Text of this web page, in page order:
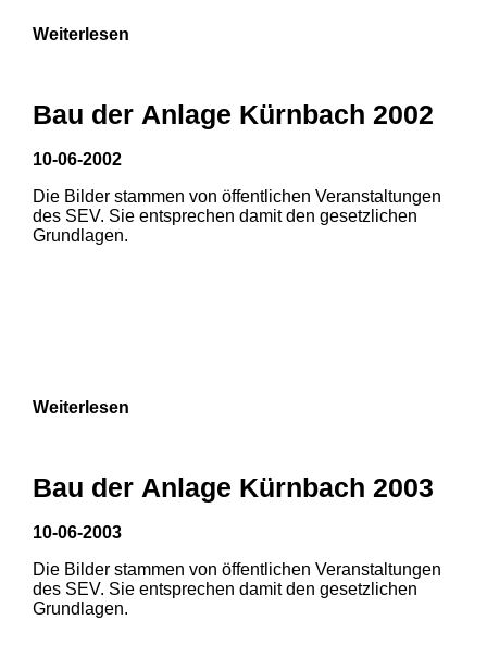
Weiterlesen
Bau der Anlage Kürnbach 2002
10-06-2002
Die Bilder stammen von öffentlichen Veranstaltungen
des SEV. Sie entsprechen damit den gesetzlichen
Grundlagen.
Weiterlesen
Bau der Anlage Kürnbach 2003
10-06-2003
Die Bilder stammen von öffentlichen Veranstaltungen
des SEV. Sie entsprechen damit den gesetzlichen
Grundlagen.